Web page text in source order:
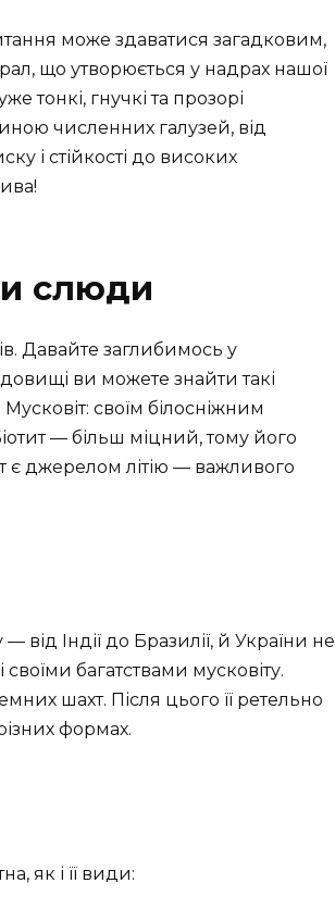
може здаватися загадковим,
що утворюється у надрах нашої
тонкі, гнучкі та прозорі
численних галузей, від
і стійкості до високих
слюди
Давайте заглибимось у
ви можете знайти такі
Мусковіт: своїм білосніжним
— більш міцний, тому його
є джерелом літію — важливого
від Індії до Бразилії, й України не
багатствами мусковіту.
шахт. Після цього її ретельно
формах.
як і її види: